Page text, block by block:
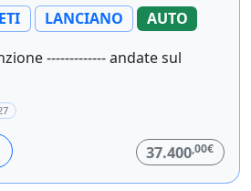
LANCIANO
AUTO
------------- andate sul
37.400,00€